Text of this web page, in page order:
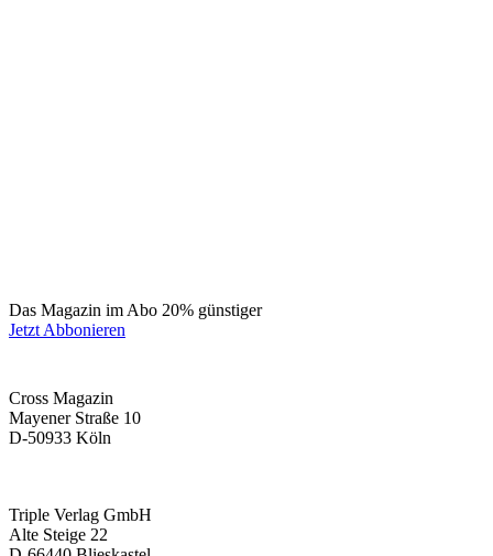
Das Magazin im Abo 20% günstiger
Jetzt Abbonieren
Cross Magazin
Mayener Straße 10
D-50933 Köln
Triple Verlag GmbH
Alte Steige 22